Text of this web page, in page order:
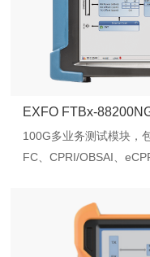
EXFO FTBx-
100G多业务测试模块，
FC、CPRI/OBSAI、